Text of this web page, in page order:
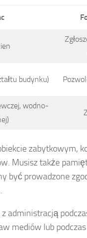
budynku)
wodno-
zabytkowym,
Musisz także
być prowadzone
z administracją
mediów lub